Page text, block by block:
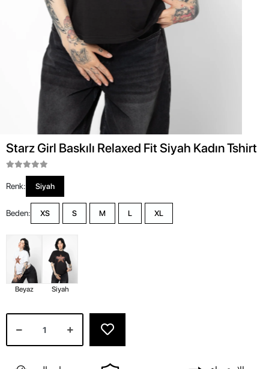
Starz Girl Baskılı Relaxed Fit Siyah Kadın Tshirt
Renk: Siyah
Beden: XS S M L XL
Beyaz Siyah